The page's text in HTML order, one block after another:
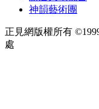
神韻藝術團
正見網版權所有
處